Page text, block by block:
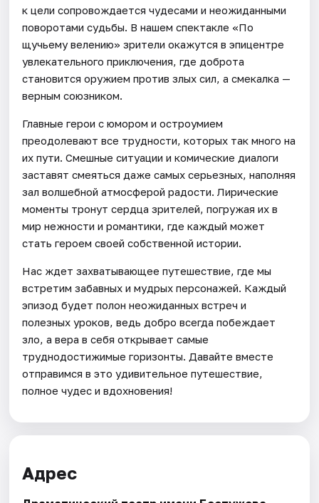
к цели сопровождается чудесами и неожиданными
поворотами судьбы. В нашем спектакле «По
щучьему велению» зрители окажутся в эпицентре
увлекательного приключения, где доброта
становится оружием против злых сил, а смекалка —
верным союзником.
Главные герои с юмором и остроумием
преодолевают все трудности, которых так много на
их пути. Смешные ситуации и комические диалоги
заставят смеяться даже самых серьезных, наполняя
зал волшебной атмосферой радости. Лирические
моменты тронут сердца зрителей, погружая их в
мир нежности и романтики, где каждый может
стать героем своей собственной истории.
Нас ждет захватывающее путешествие, где мы
встретим забавных и мудрых персонажей. Каждый
эпизод будет полон неожиданных встреч и
полезных уроков, ведь добро всегда побеждает
зло, а вера в себя открывает самые
труднодостижимые горизонты. Давайте вместе
отправимся в это удивительное путешествие,
полное чудес и вдохновения!
Адрес